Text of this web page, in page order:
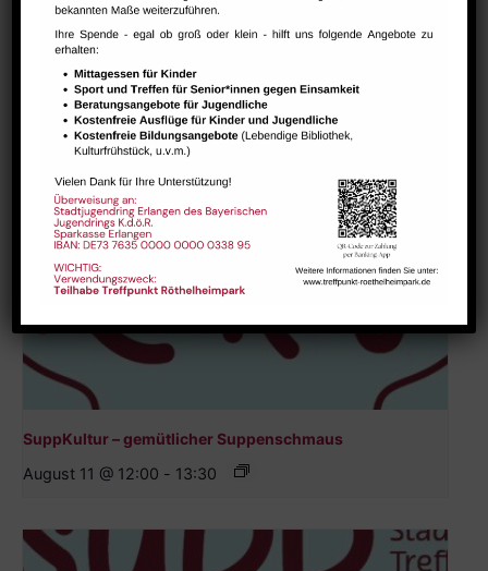
Ähnliche Veranstaltungen
SuppKultur – gemütlicher Suppenschmaus
August 11 @ 12:00 - 13:30